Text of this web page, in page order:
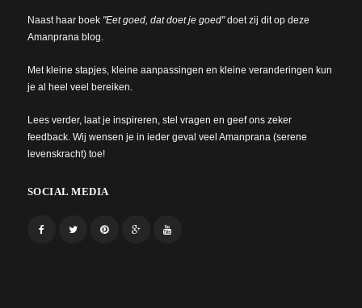
Naast haar boek "Eet goed, dat doet je goed"doet zij dit op deze
Amanprana blog.
Met kleine stapjes, kleine aanpassingen en kleine veranderingen kun
je al heel veel bereiken.
Lees verder, laat je inspireren, stel vragen en geef ons zeker
feedback. Wij wensen je in ieder geval veel Amanprana (serene
levenskracht) toe!
SOCIAL MEDIA